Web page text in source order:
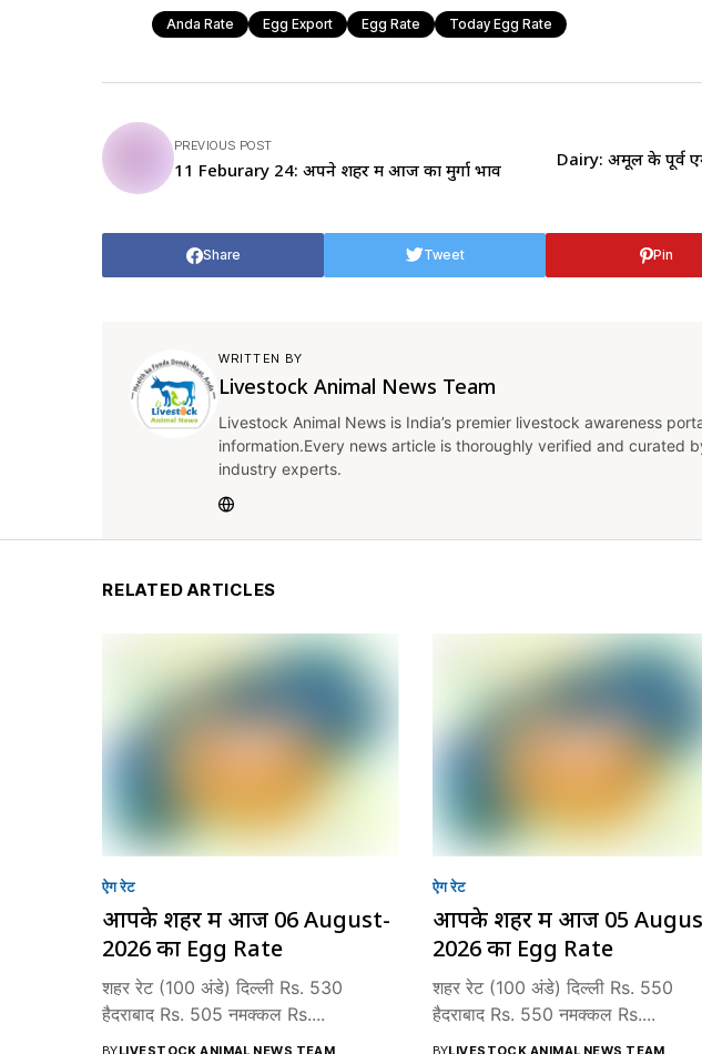
Anda Rate Egg Export Egg Rate Today Egg Rate
PREVIOUS POST
11 Feburary 24: अपने शहर में आज का मुर्गा भाव
Dairy: अमूल के पूर्व
Share Tweet Pin
WRITTEN BY
Livestock Animal News Team
Livestock Animal News is India’s premier livestock awareness
information.Every news article is thoroughly verified and curated
industry experts.
RELATED ARTICLES
ऐग रेट
आपके शहर में आज 06 August-
2026 का Egg Rate
शहर रेट (100 अंडे) दिल्ली Rs. 530
हैदराबाद Rs. 505 नमक्कल Rs....
BYLIVESTOCK ANIMAL NEWS TEAM
ऐग रेट
आपके शहर में आज 05
2026 का Egg Rate
शहर रेट (100 अंडे) दिल्ली Rs. 550
हैदराबाद Rs. 550 नमक्कल Rs....
BYLIVESTOCK ANIMAL NEWS TEAM